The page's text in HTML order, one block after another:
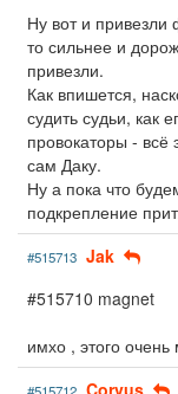
Ну вот и привезли
то сильнее и
привезли.
Как впишется,
судить судьи, как
провокаторы - всё
сам Даку.
Ну а пока что
подкрепление
#515713 Jak
#515710 magnet
имхо , этого
Corvus